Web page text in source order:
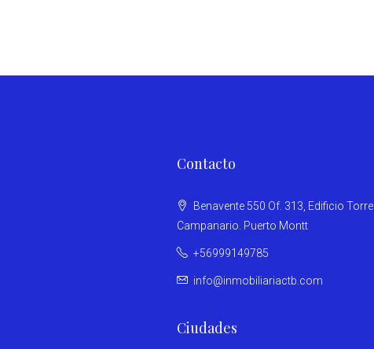
Contacto
Benavente 550 Of. 313, Edificio Torre
Campanario. Puerto Montt
+56999149785
info@inmobiliariactb.com
Ciudades